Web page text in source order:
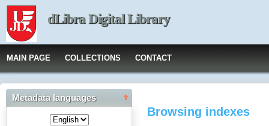
dLibra Digital Library
MAIN PAGE COLLECTIONS CONTACT
Metadata languages
Browsing indexes